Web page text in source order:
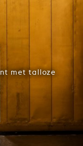
met talloze